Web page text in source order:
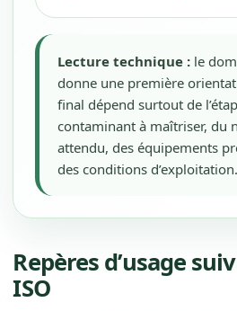
Lecture technique : le
donne une première
final dépend surtout de
contaminant à maîtriser, du
attendu, des équipements
des conditions d’exploitation.
Repères d’usage
ISO